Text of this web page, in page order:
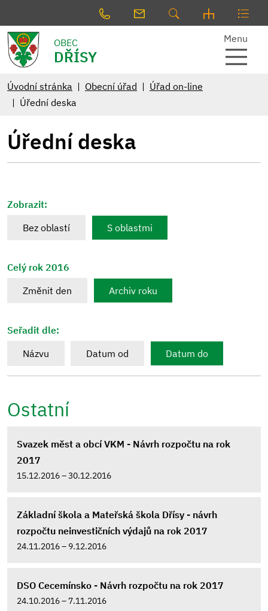
OBEC
DŘÍSY
Menu
Úvodní stránka Obecní úřad
Úřad on-line
Úřední deska
Úřední deska
Zobrazit:
Bez oblastí
S oblastmi
Celý rok 2016
Změnit den
Archiv roku
Seřadit dle:
Názvu
Datum od Datum do
Ostatní
Svazek měst a obcí VKM - Návrh rozpočtu na rok
2017
15.12.2016 – 30.12.2016
Základní škola a Mateřská škola Dřísy - návrh
rozpočtu neinvestičních výdajů na rok 2017
24.11.2016 – 9.12.2016
DSO Cecemínsko - Návrh rozpočtu na rok 2017
24.10.2016 – 7.11.2016